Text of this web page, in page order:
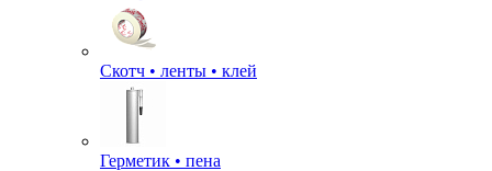
Скотч • ленты • клей
Герметик • пена